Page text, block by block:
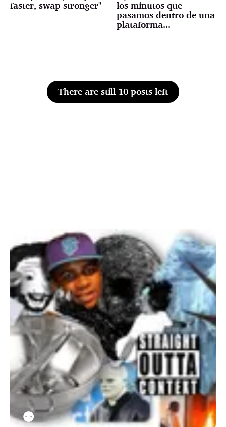
faster, swap stronger"
los minutos que
pasamos dentro de una
plataforma...
There are still 10 posts left
⚉